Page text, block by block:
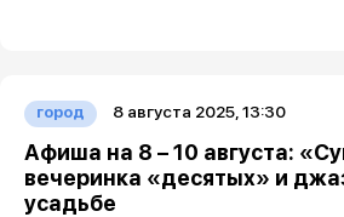
город 8 августа 2025, 13:30
Афиша на 8 – 10 августа:
вечеринка «десятых» и
усадьбе